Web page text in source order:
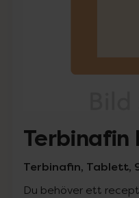
Terbinafin
Terbinafin, Tablett,
Du behöver ett